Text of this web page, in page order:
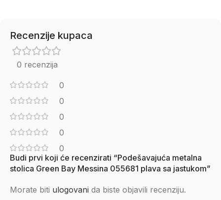
Recenzije kupaca
0 recenzija
0
0
0
0
0
Budi prvi koji će recenzirati “Podešavajuća metalna
stolica Green Bay Messina 055681 plava sa jastukom”
Morate biti ulogovani da biste objavili recenziju.